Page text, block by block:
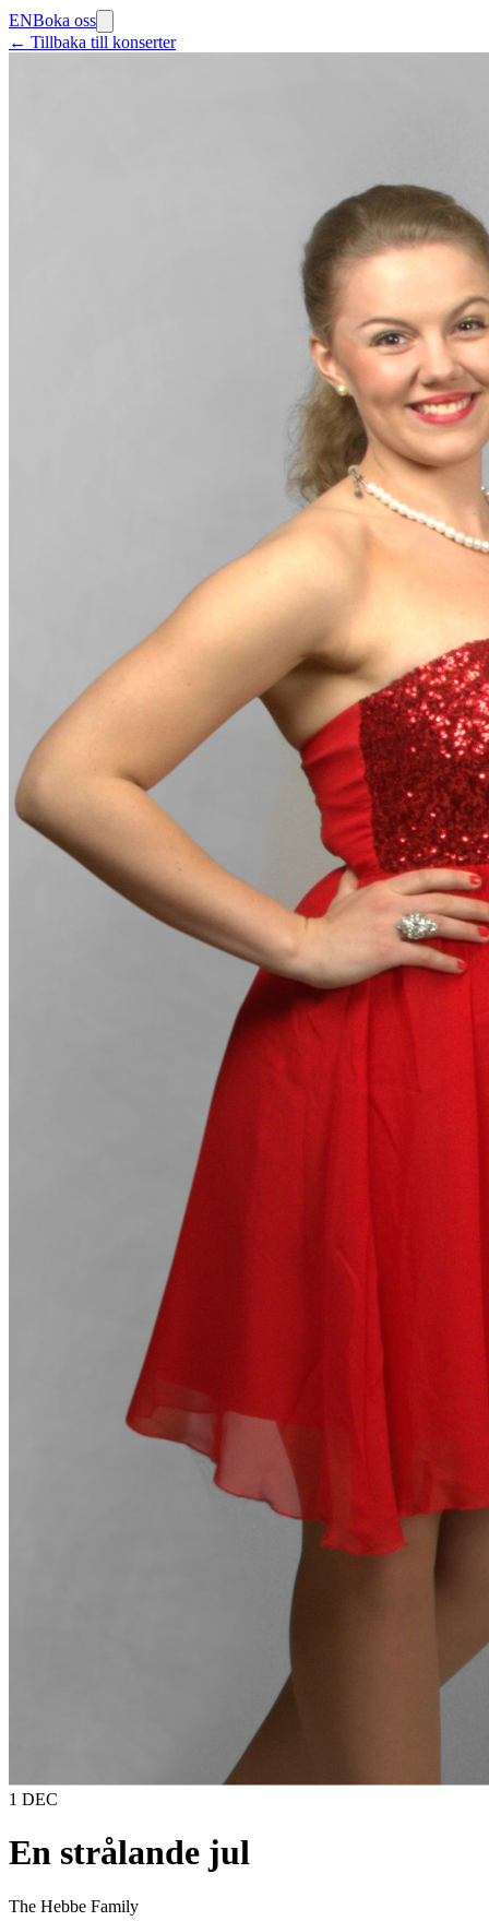
ENBoka oss
← Tillbaka till konserter
1 DEC
En strålande jul
The Hebbe Family